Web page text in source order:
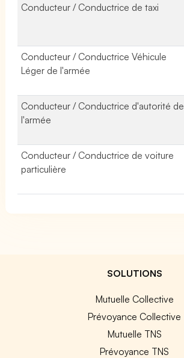
Conducteur / Conductrice de taxi
Conducteur / Conductrice Véhicule
Léger de l'armée
Conducteur / Conductrice d'autorité de
l'armée
Conducteur / Conductrice de voiture
particulière
SOLUTIONS
Mutuelle Collective
Prévoyance Collective
Mutuelle TNS
Prévoyance TNS